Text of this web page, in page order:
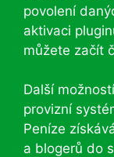
povolení
aktivaci
můžete začít
Další
provizní
Peníze
a blogerů do